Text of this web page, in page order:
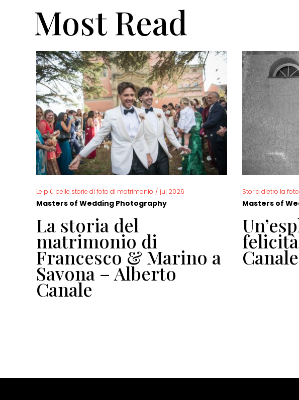
Most Read
Le più belle storie di foto di matrimonio / jul 2026
Masters of Wedding Photography
La storia del
matrimonio di
Francesco & Marino a
Savona – Alberto
Canale
Storia dietro la foto
Masters of
Canale